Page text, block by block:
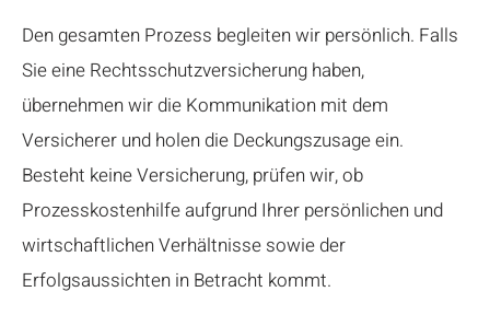
Den gesamten Prozess begleiten wir persönlich. Falls
Sie eine Rechtsschutzversicherung haben,
übernehmen wir die Kommunikation mit dem
Versicherer und holen die Deckungszusage ein.
Besteht keine Versicherung, prüfen wir, ob
Prozesskostenhilfe aufgrund Ihrer persönlichen und
wirtschaftlichen Verhältnisse sowie der
Erfolgsaussichten in Betracht kommt.